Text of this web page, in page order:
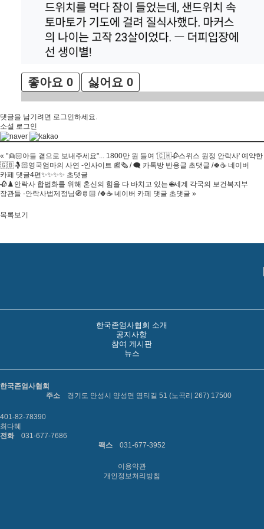
좋아요 0 싫어요 0
댓글을 남기려면 로그인하세요.
소셜 로그인
« "👱🏻아들 곁으로 보내주세요"... 1800만 원 들여 '🇨🇭🥀스위스 원정 안락사' 예약한
🇬🇧🤱🏻영국엄마의 사연 -인사이트 📰🗞 / 🗨 카톡방 반응글 초댓글 /🍀☕ 네이버
카페 댓글4편✨✨✨✨ 초댓글
🥀♟️안락사 합법화를 위해 혼신의 힘을 다 바치고 있는 🌐세계 각국의 보건복지부
장관들 -안락사법제정님🧭🫅🏻 /🍀☕ 네이버 카페 댓글 초댓글 »
목록보기
한국존엄사협회 소개
공지사항
참여 게시판
뉴스
한국존엄사협회
주소
경기도 안성시 양성면 염티길 51 (노곡리 267) 17500
401-82-78390
최다혜
전화
031-677-7686
팩스
031-677-3952
이용약관
개인정보처리방침